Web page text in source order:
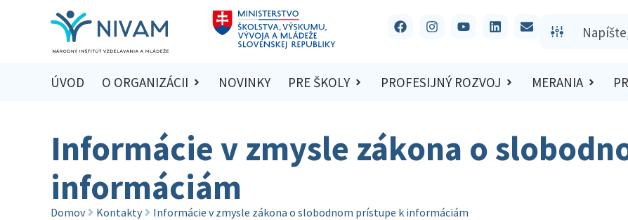
ÚVOD O ORGANIZÁCII NOVINKY PRE ŠKOLY PROFESIJNÝ ROZVOJ MERANIA
Informácie v zmysle zákona o
informáciám
Domov Kontakty Informácie v zmysle zákona o slobodnom prístupe k informáciám